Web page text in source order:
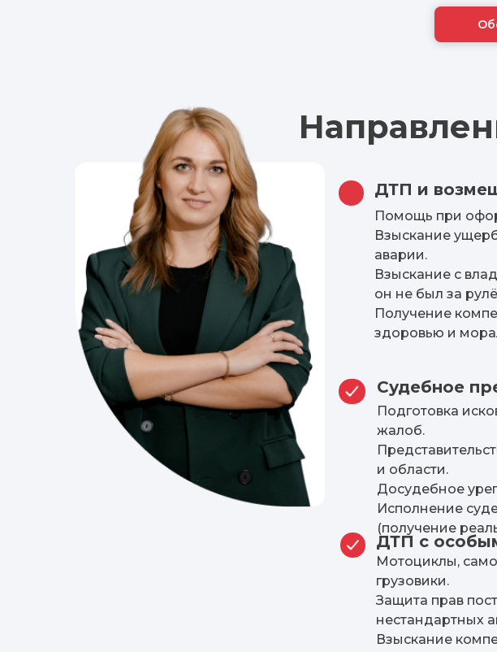
ДТП и
Помощь при
Взыскание
аварии.
Взыскание с
он не был за
Получение
здоровью и
Судебное
Подготовка
жалоб.
и области.
Досудебное
Исполнение
(получение
ДТП с
Мотоциклы,
грузовики.
Защита прав
нестандартных
Взыскание